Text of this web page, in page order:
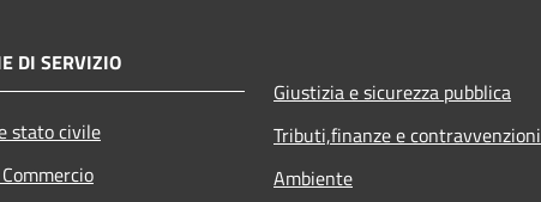
DI SERVIZIO
stato civile
Giustizia e sicurezza pubblica
Tributi,finanze e contravvenzioni
Ambiente